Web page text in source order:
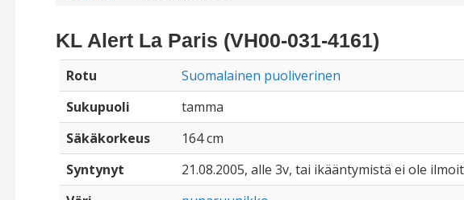
KL Alert La Paris (VH00-031-4161)
Rotu
Suomalainen puoliverinen
Sukupuoli
tamma
Säkäkorkeus
164 cm
Syntynyt
21.08.2005, alle 3v, tai ikääntymistä ei ole